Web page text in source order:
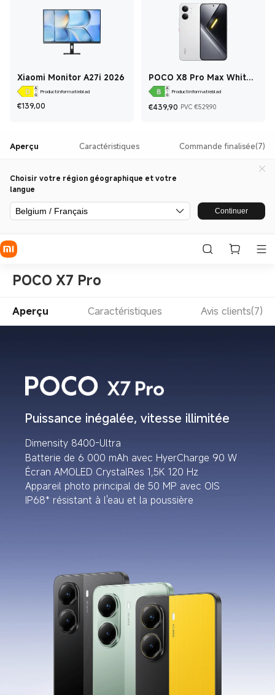
Xiaomi Monitor A27i 2026
Productinformatieblad
€139,00
POCO X8 Pro Max White
12 GB + 512 GB
Productinformatieblad
€439,90 Current Price
PVC €529,90
Aperçu Caractéristiques Commande finalisée(7)